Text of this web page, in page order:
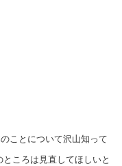
ことについて沢山知って
ところは見直してほしいと